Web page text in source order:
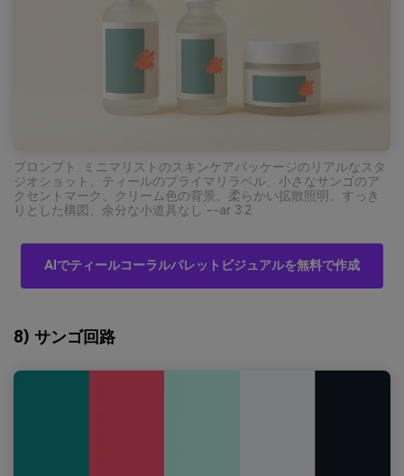
プロンプト: ミニマリストのスキンケアパッケージのリアルなスタ
ジオショット、ティールのプライマリラベル、小さなサンゴのア
クセントマーク、クリーム色の背景、柔らかい拡散照明、すっき
りとした構図、余分な小道具なし --ar 3:2
AIでティールコーラルパレットビジュアルを無料で作成
8) サンゴ回路